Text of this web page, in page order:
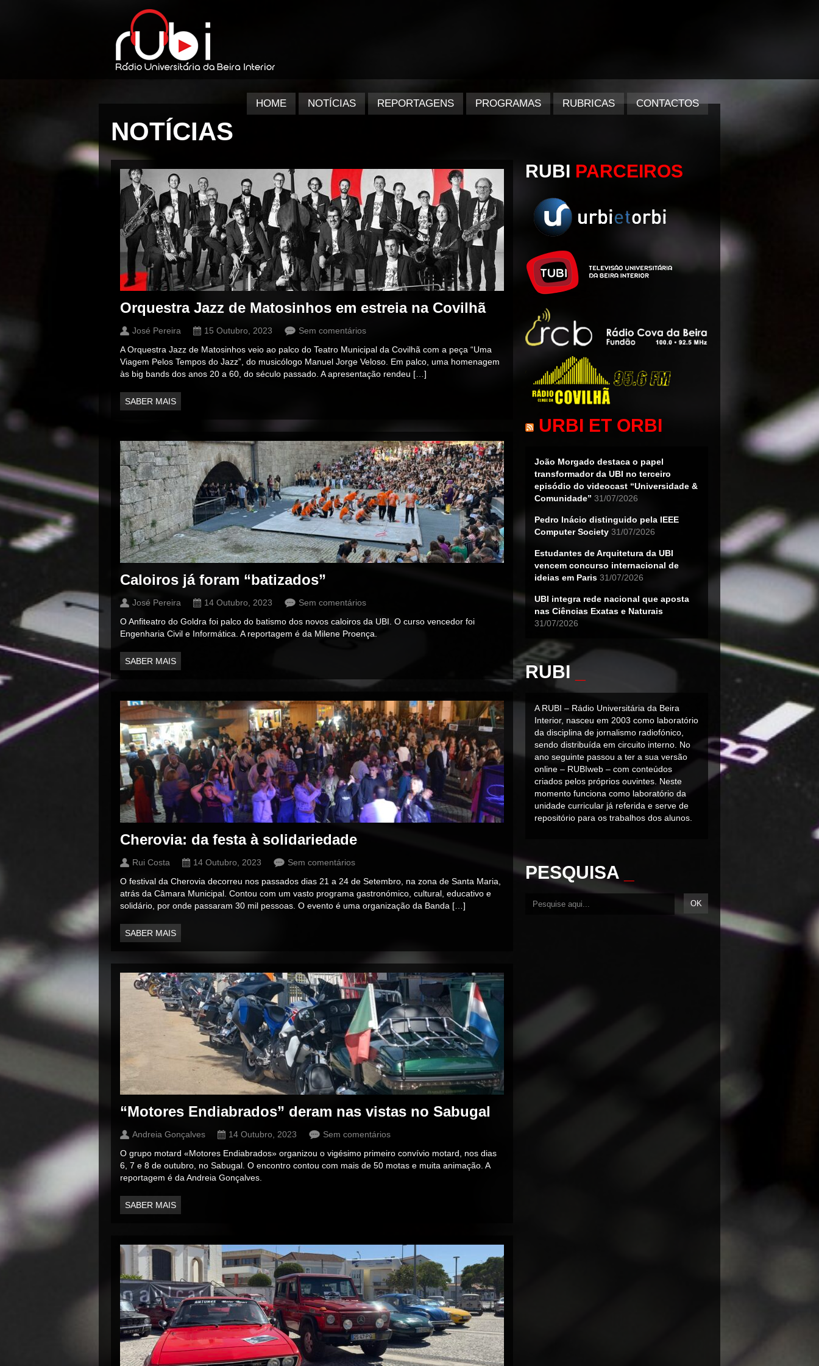
HOME NOTÍCIAS REPORTAGENS PROGRAMAS RUBRICAS CONTACTOS
NOTÍCIAS
RUBI PARCEIROS
URBI ET ORBI
João Morgado destaca o papel
transformador da UBI no terceiro
episódio do videocast “Universidade &
Comunidade” 31/07/2026
Pedro Inácio distinguido pela IEEE
Computer Society 31/07/2026
Estudantes de Arquitetura da UBI
vencem concurso internacional de
ideias em Paris 31/07/2026
UBI integra rede nacional que aposta
nas Ciências Exatas e Naturais
31/07/2026
RUBI
A RUBI – Rádio Universitária da Beira
Interior, nasceu em 2003 como laboratório
da disciplina de jornalismo radiofónico,
sendo distribuída em circuito interno. No
ano seguinte passou a ter a sua versão
online – RUBIweb – com conteúdos
criados pelos próprios ouvintes. Neste
momento funciona como laboratório da
unidade curricular já referida e serve de
repositório para os trabalhos dos alunos.
PESQUISA
Orquestra Jazz de Matosinhos em estreia na Covilhã
José Pereira 15 Outubro, 2023
Sem comentários
A Orquestra Jazz de Matosinhos veio ao palco do Teatro Municipal da Covilhã com a peça “Uma
Viagem Pelos Tempos do Jazz”, do musicólogo Manuel Jorge Veloso. Em palco, uma homenagem
às big bands dos anos 20 a 60, do século passado. A apresentação rendeu […]
SABER MAIS
Caloiros já foram “batizados”
José Pereira 14 Outubro, 2023
Sem comentários
O Anfiteatro do Goldra foi palco do batismo dos novos caloiros da UBI. O curso vencedor foi
Engenharia Civil e Informática. A reportagem é da Milene Proença.
SABER MAIS
Cherovia: da festa à solidariedade
Rui Costa 14 Outubro, 2023
Sem comentários
O festival da Cherovia decorreu nos passados dias 21 a 24 de Setembro, na zona de Santa Maria,
atrás da Câmara Municipal. Contou com um vasto programa gastronómico, cultural, educativo e
solidário, por onde passaram 30 mil pessoas. O evento é uma organização da Banda […]
SABER MAIS
“Motores Endiabrados” deram nas vistas no Sabugal
Andreia Gonçalves 14 Outubro, 2023
Sem comentários
O grupo motard «Motores Endiabrados» organizou o vigésimo primeiro convívio motard, nos dias
6, 7 e 8 de outubro, no Sabugal. O encontro contou com mais de 50 motas e muita animação. A
reportagem é da Andreia Gonçalves.
SABER MAIS